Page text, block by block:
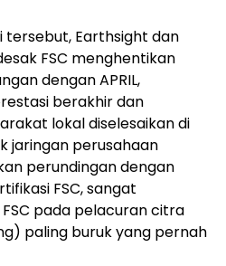
Earthsight dan
FSC menghentikan
dengan APRIL,
berakhir dan
lokal diselesaikan di
jaringan perusahaan
perundingan dengan
FSC, sangat
pada pelacuran citra
paling buruk yang pernah